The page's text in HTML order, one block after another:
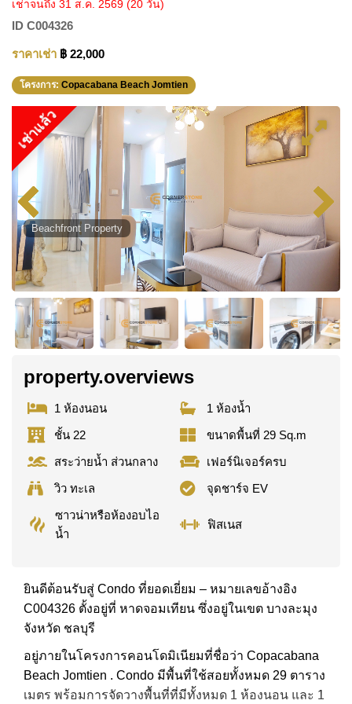
เช่าจนถึง 31 ส.ค. 2569 (20 วัน)
ID C004326
ราคาเช่า ฿ 22,000
โครงการ: Copacabana Beach Jomtien
เช่าแล้ว
Beachfront Property
property.overviews
1 ห้องนอน
1 ห้องน้ำ
ชั้น 22
ขนาดพื้นที่ 29 Sq.m
สระว่ายน้ำ ส่วนกลาง
เฟอร์นิเจอร์ครบ
วิว ทะเล
จุดชาร์จ EV
ซาวน่าหรือห้องอบไอ
น้ำ
ฟิสเนส
ยินดีต้อนรับสู่ Condo ที่ยอดเยี่ยม – หมายเลขอ้างอิง
C004326 ตั้งอยู่ที่ หาดจอมเทียน ซึ่งอยู่ในเขต บางละมุง
จังหวัด ชลบุรี
อยู่ภายในโครงการคอนโดมิเนียมที่ชื่อว่า Copacabana
Beach Jomtien . Condo มีพื้นที่ใช้สอยทั้งหมด 29 ตาราง
เมตร พร้อมการจัดวางพื้นที่ที่มีทั้งหมด 1 ห้องนอน และ 1